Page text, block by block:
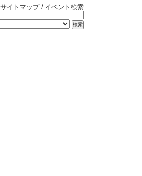
サイトマップ/ イベント検索